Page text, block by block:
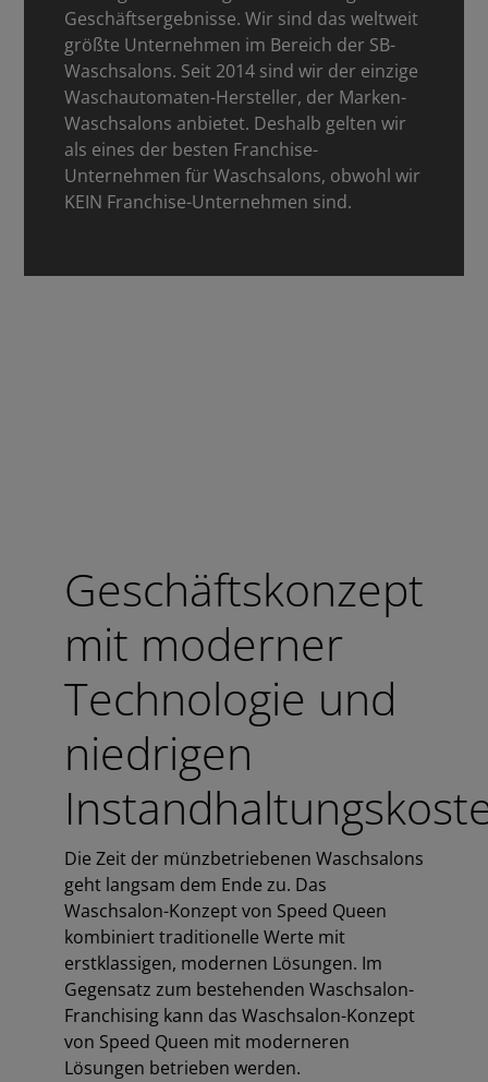
Geschäftsergebnisse. Wir sind das weltweit
größte Unternehmen im Bereich der SB-
Waschsalons. Seit 2014 sind wir der einzige
Waschautomaten-Hersteller, der Marken-
Waschsalons anbietet. Deshalb gelten wir
als eines der besten Franchise-
Unternehmen für Waschsalons, obwohl wir
KEIN Franchise-Unternehmen sind.
Geschäftskonzept
mit moderner
Technologie und
niedrigen
Die Zeit der münzbetriebenen Waschsalons
geht langsam dem Ende zu. Das
Waschsalon-Konzept von Speed Queen
kombiniert traditionelle Werte mit
erstklassigen, modernen Lösungen. Im
Gegensatz zum bestehenden Waschsalon-
Franchising kann das Waschsalon-Konzept
von Speed Queen mit moderneren
Lösungen betrieben werden.